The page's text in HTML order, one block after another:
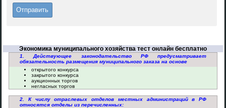
Экономика муниципального хозяйства тест онлайн бесплатно
1. Действующее законодательство РФ предусматривает
обязательность размещения муниципального заказа на основе
открытого конкурса
закрытого конкурса
аукционных торгов
негласных торгов
2. К числу отраслевых отделов местных администраций в РФ
относятся отделы из перечисленных: